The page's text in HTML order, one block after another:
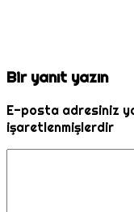
Bir yanıt yazın
E-posta adresiniz
işaretlenmişlerdir